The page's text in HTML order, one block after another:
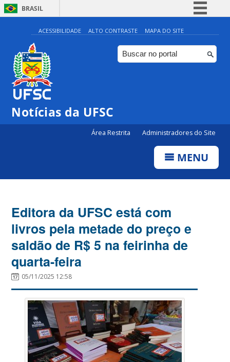
BRASIL
Simplifique!
Comunica BR
Participe
ACESSIBILIDADE ALTO CONTRASTE MAPA DO SITE
Notícias da UFSC
Área Restrita Administradores do Site
MENU
Editora da UFSC está com
livros pela metade do preço e
saldão de R$ 5 na feirinha de
quarta-feira
05/11/2025 12:58